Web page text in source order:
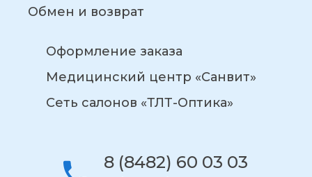
Обмен и возврат
Оформление заказа
Медицинский центр «Санвит»
Сеть салонов «ТЛТ-Оптика»
8 (8482) 60 03 03